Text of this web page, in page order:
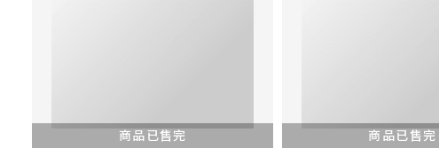
商品已售完
商品已售完